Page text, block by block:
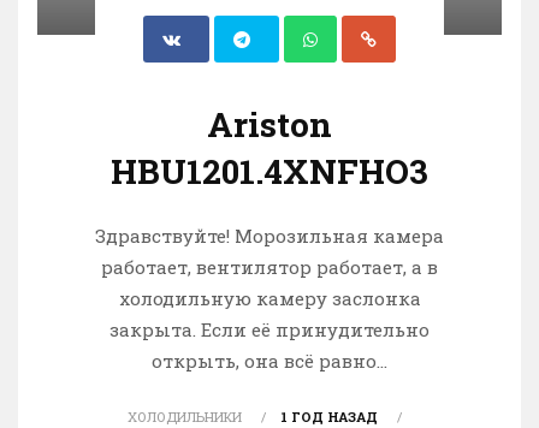
Ariston
HBU1201.4XNFHO3
Здравствуйте! Морозильная камера
работает, вентилятор работает, а в
холодильную камеру заслонка
закрыта. Если её принудительно
открыть, она всё равно...
ХОЛОДИЛЬНИКИ
1 ГОД НАЗАД